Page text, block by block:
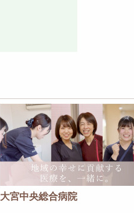
大宮中央総合病院